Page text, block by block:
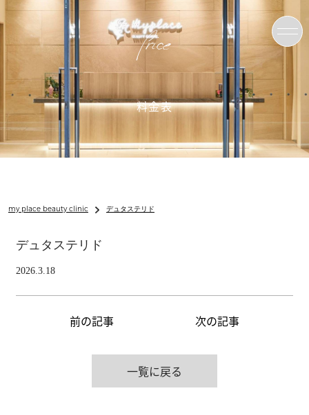
Price
料金表
my place beauty clinic デュタステリド
デュタステリド
2026.3.18
前の記事 次の記事
一覧に戻る